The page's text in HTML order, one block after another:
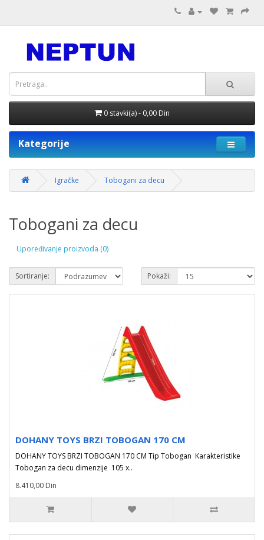
0 stavki(a) - 0,00 Din
Kategorije
Igračke Tobogani za decu
Tobogani za decu
Upoređivanje proizvoda (0)
Sortiranje: Pokaži:
DOHANY TOYS BRZI TOBOGAN 170 CM
DOHANY TOYS BRZI TOBOGAN 170 CM Tip Tobogan Karakteristike
Tobogan za decu dimenzije 105 x..
8.410,00 Din